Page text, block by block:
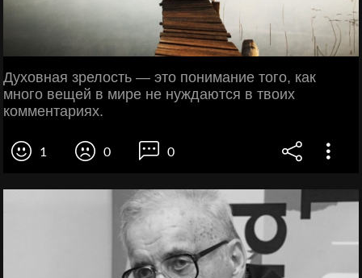
Духовная зрелость — это понимание того, как
много вещей в мире не нуждаются в твоих
комментариях.
1 0 0